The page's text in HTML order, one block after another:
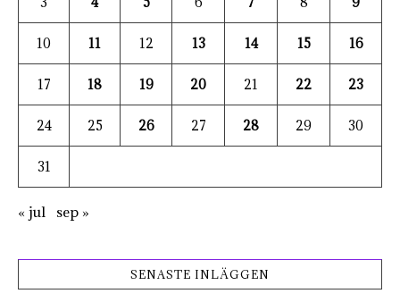
10 11 12 13 14 15 16
17 18 19 20 21 22 23
24 25 26 27 28 29 30
31
« jul sep »
SENASTE INLÄGGEN